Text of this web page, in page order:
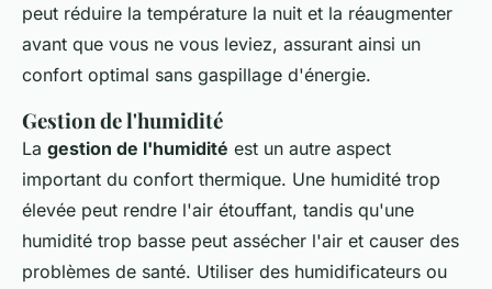
peut réduire la température la nuit et la réaugmenter
avant que vous ne vous leviez, assurant ainsi un
confort optimal sans gaspillage d'énergie.
Gestion de l'humidité
La gestion de l'humidité est un autre aspect
important du confort thermique. Une humidité trop
élevée peut rendre l'air étouffant, tandis qu'une
humidité trop basse peut assécher l'air et causer des
problèmes de santé. Utiliser des humidificateurs ou